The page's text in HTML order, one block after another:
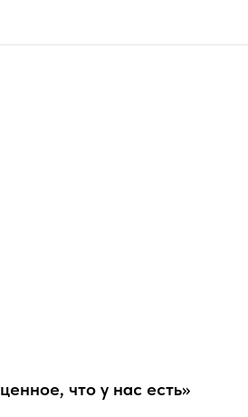
что у нас есть»